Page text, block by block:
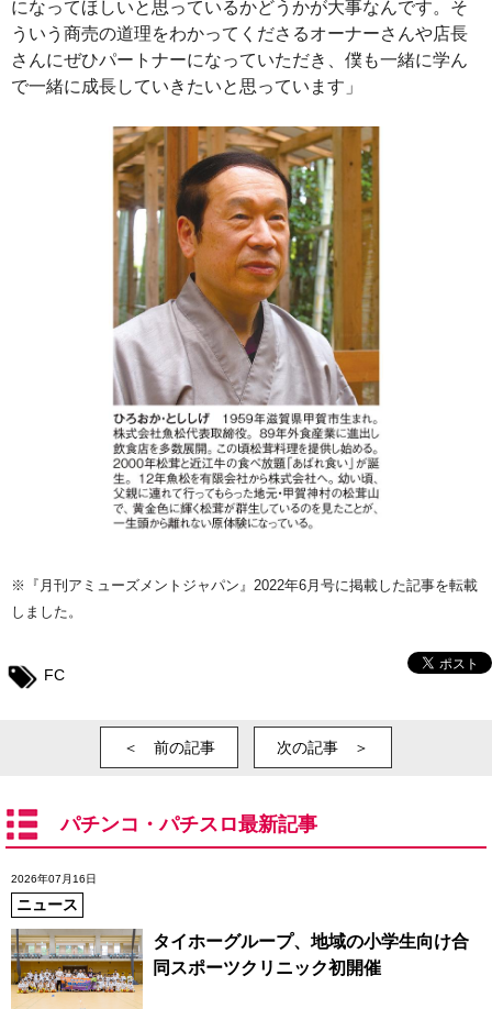
になってほしいと思っているかどうかが大事なんです。そ
ういう商売の道理をわかってくださるオーナーさんや店長
さんにぜひパートナーになっていただき、僕も一緒に学ん
で一緒に成長していきたいと思っています」
※『月刊アミューズメントジャパン』2022年6月号に掲載した記事を転載
しました。
FC
＜ 前の記事 次の記事 ＞
パチンコ・パチスロ最新記事
2026年07月16日
ニュース
タイホーグループ、地域の小学生向け合
同スポーツクリニック初開催